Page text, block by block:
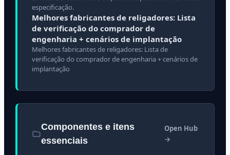
especificação.
Melhores fabricantes de religadores: Lista
de verificação do comprador de
engenharia + cenários de implantação
Melhores fabricantes de religadores: Lista de
verificação do comprador de engenharia + cenários de
implantação
Componentes e itens
essenciais
Open Hub
→